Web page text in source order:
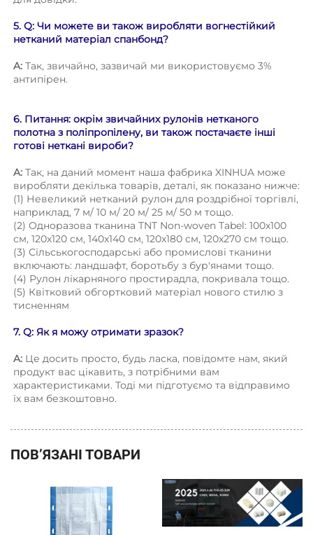
5. Q: Чи можете ви також виробляти вогнестійкий
нетканий матеріал спанбонд?
A: Так, звичайно, зазвичай ми використовуємо 3%
антипірен.
6. Питання: окрім звичайних рулонів нетканого
полотна з поліпропілену, ви також постачаєте інші
готові неткані вироби?
A: Так, на даний момент наша фабрика XINHUA може
(1) Невеликий нетканий рулон для роздрібної торгівлі,
наприклад, 7 м/ 10 м/ 20 м/ 25 м/ 50 м тощо.
(2) Одноразова тканина TNT Non-woven Tabel: 100x100
см, 120x120 см, 140x140 см, 120x180 см, 120x270 см тощо.
(3) Сільськогосподарські або промислові тканини
включають: ландшафт, боротьбу з бур'янами тощо.
(4) Рулон лікарняного простирадла, покривала тощо.
(5) Квітковий обгортковий матеріал нового стилю з
тисненням
7. Q: Як я можу отримати зразок?
A: Це досить просто, будь ласка, повідомте нам, який
продукт вас цікавить, з потрібними вам
характеристиками. Тоді ми підготуємо та відправимо
їх вам безкоштовно.
ПОВ’ЯЗАНІ ТОВАРИ